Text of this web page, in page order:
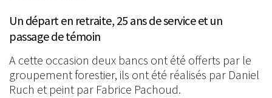
Un départ en retraite, 25 ans de service et un
passage de témoin
A cette occasion deux bancs ont été offerts par le
groupement forestier, ils ont été réalisés par Daniel
Ruch et peint par Fabrice Pachoud.